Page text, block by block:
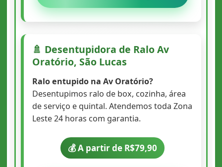
🚿 Desentupidora de Ralo Av
Oratório, São Lucas
Ralo entupido na Av Oratório?
Desentupimos ralo de box, cozinha, área
de serviço e quintal. Atendemos toda Zona
Leste 24 horas com garantia.
💰 A partir de R$79,90